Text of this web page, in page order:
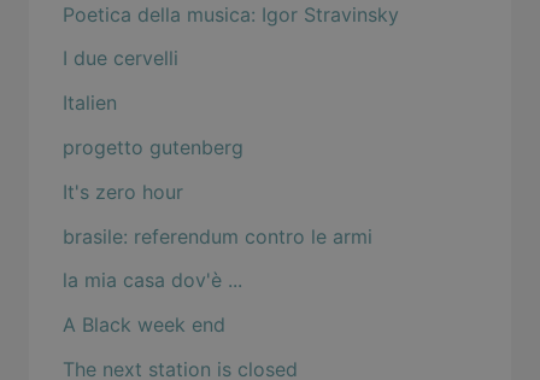
Poetica della musica: Igor Stravinsky
I due cervelli
Italien
progetto gutenberg
It's zero hour
brasile: referendum contro le armi
la mia casa dov'è ...
A Black week end
The next station is closed